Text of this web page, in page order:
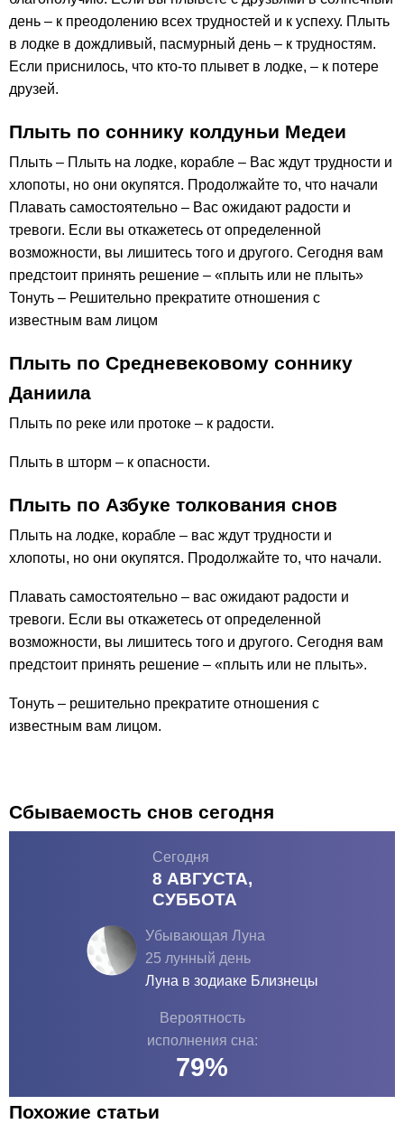
день – к преодолению всех трудностей и к успеху. Плыть
в лодке в дождливый, пасмурный день – к трудностям.
Если приснилось, что кто-то плывет в лодке, – к потере
друзей.
Плыть по соннику колдуньи Медеи
Плыть – Плыть на лодке, корабле – Вас ждут трудности и
хлопоты, но они окупятся. Продолжайте то, что начали
Плавать самостоятельно – Вас ожидают радости и
тревоги. Если вы откажетесь от определенной
возможности, вы лишитесь того и другого. Сегодня вам
предстоит принять решение – «плыть или не плыть»
Тонуть – Решительно прекратите отношения с
известным вам лицом
Плыть по Средневековому соннику
Даниила
Плыть по реке или протоке – к радости.
Плыть в шторм – к опасности.
Плыть по Азбуке толкования снов
Плыть на лодке, корабле – вас ждут трудности и
хлопоты, но они окупятся. Продолжайте то, что начали.
Плавать самостоятельно – вас ожидают радости и
тревоги. Если вы откажетесь от определенной
возможности, вы лишитесь того и другого. Сегодня вам
предстоит принять решение – «плыть или не плыть».
Тонуть – решительно прекратите отношения с
известным вам лицом.
Сбываемость снов сегодня
Сегодня
8 АВГУСТА,
СУББОТА
Убывающая Луна
25 лунный день
Луна в зодиаке Близнецы
Вероятность
исполнения сна:
79%
Похожие статьи